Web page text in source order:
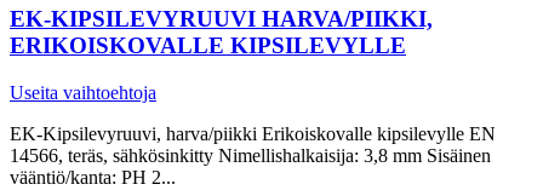
EK-KIPSILEVYRUUVI HARVA/PIIKKI,
ERIKOISKOVALLE KIPSILEVYLLE
Useita vaihtoehtoja
EK-Kipsilevyruuvi, harva/piikki Erikoiskovalle kipsilevylle EN
14566, teräs, sähkösinkitty Nimellishalkaisija: 3,8 mm Sisäinen
vääntiö/kanta: PH 2...